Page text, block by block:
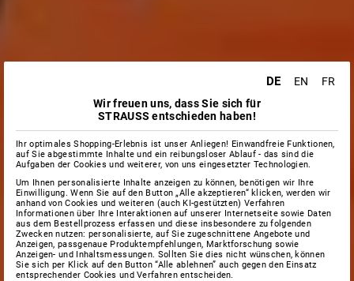
DE EN
FR
Wir freuen uns, dass Sie sich für
STRAUSS entschieden haben!
Ihr optimales Shopping-Erlebnis ist unser Anliegen! Einwandfreie Funktionen,
auf Sie abgestimmte Inhalte und ein reibungsloser Ablauf - das sind die
Aufgaben der Cookies und weiterer, von uns eingesetzter Technologien.
Um Ihnen personalisierte Inhalte anzeigen zu können, benötigen wir Ihre
Einwilligung. Wenn Sie auf den Button „Alle akzeptieren“ klicken, werden wir
anhand von Cookies und weiteren (auch KI-gestützten) Verfahren
Informationen über Ihre Interaktionen auf unserer Internetseite sowie Daten
aus dem Bestellprozess erfassen und diese insbesondere zu folgenden
Zwecken nutzen: personalisierte, auf Sie zugeschnittene Angebote und
Anzeigen, passgenaue Produktempfehlungen, Marktforschung sowie
Anzeigen- und Inhaltsmessungen. Sollten Sie dies nicht wünschen, können
Sie sich per Klick auf den Button “Alle ablehnen” auch gegen den Einsatz
entsprechender Cookies und Verfahren entscheiden.